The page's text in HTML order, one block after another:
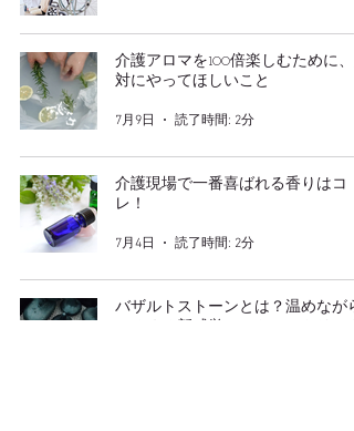
介護アロマを100倍楽しむために、
対にやってほしいこと
7月9日 読了時間: 2分
介護現場で一番喜ばれる香りはコ
レ！
7月4日 読了時間: 2分
バザルトストーンとは？温めながら